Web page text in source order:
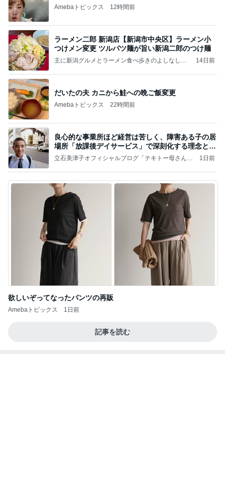
Amebaトピックス 12時間前
ラーメン二郎 新潟店【新潟市中央区】ラーメン小
つけメン変更 ツルパツ麺が旨い新潟二郎のつけ麺
主に新潟グルメとラーメン食べ歩きのよしなしご
14日前
だいたの夫 カニから鮭への晩ご飯変更
Amebaトピックス 22時間前
良心的な事業所ほど経営は苦しく、障害ある子の居
場所「放課後デイサービス」で深刻化する理念と現
実の
立石美津子オフィシャルブログ「テキトー母さんの
1日前
欲しいぞってなったパンツの再販
Amebaトピックス 1日前
記事を読む